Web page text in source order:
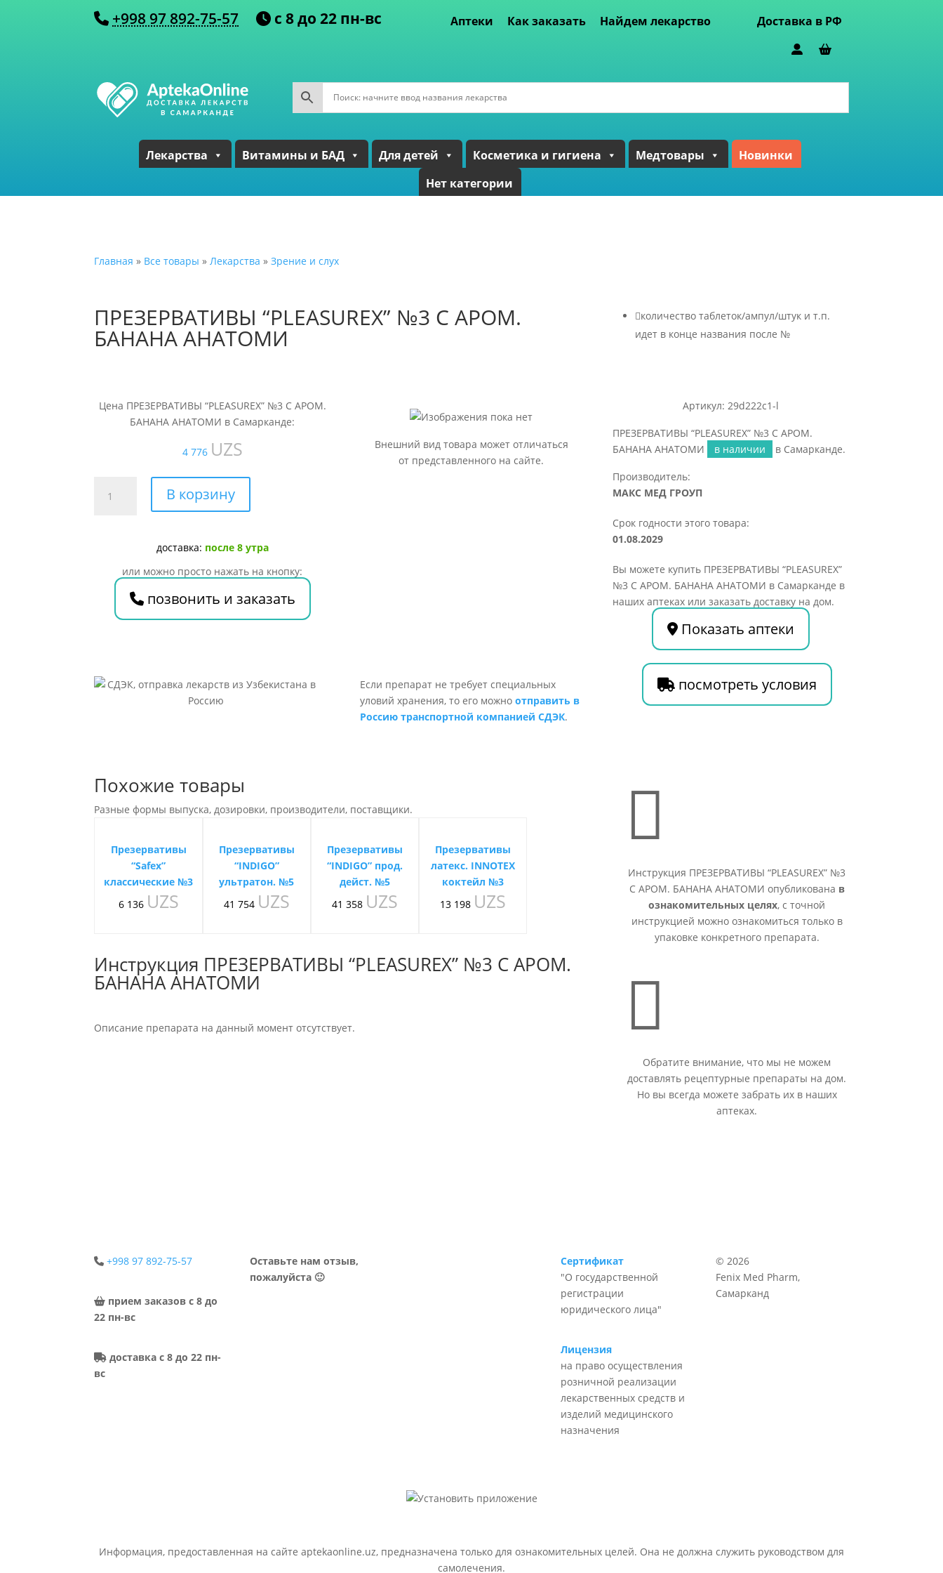
+998 97 892-75-57 с 8 до 22 пн-вс Аптеки Как заказать Найдем лекарство Доставка в РФ
Лекарства Витамины и БАД Для детей Косметика и гигиена Медтовары
Новинки
Нет категории
Главная » Все товары » Лекарства » Зрение и слух
ПРЕЗЕРВАТИВЫ “PLEASUREX” №3 С АРОМ.
БАНАНА АНАТОМИ
количество таблеток/ампул/штук и т.п.
идет в конце названия после №
Цена ПРЕЗЕРВАТИВЫ “PLEASUREX” №3 С АРОМ.
БАНАНА АНАТОМИ в Самарканде:
4 776 UZS
товара
ПРЕЗЕРВАТИВЫ
АРОМ.
БАНАНА
АНАТОМИ
В корзину
доставка: после 8 утра
или можно просто нажать на кнопку:
позвонить и заказать
Внешний вид товара может отличаться
от представленного на сайте.
Артикул: 29d222c1-l
ПРЕЗЕРВАТИВЫ “PLEASUREX” №3 С АРОМ.
БАНАНА АНАТОМИ
в наличии в Самарканде.
Производитель:
МАКС МЕД ГРОУП
Срок годности этого товара:
01.08.2029
Вы можете купить ПРЕЗЕРВАТИВЫ “PLEASUREX”
№3 С АРОМ. БАНАНА АНАТОМИ в Самарканде в
наших аптеках или заказать доставку на дом.
Показать аптеки
Если препарат не требует специальных
уловий хранения, то его можно отправить в
Россию транспортной компанией СДЭК.
посмотреть условия
Похожие товары
Разные формы выпуска, дозировки, производители, поставщики.
Презервативы
“Safex”
классические №3
6 136 UZS
Презервативы
“INDIGO”
ультратон. №5
41 754 UZS
Презервативы
“INDIGO” прод.
дейст. №5
41 358 UZS
Презервативы
латекс. INNOTEX
коктейл №3
13 198 UZS
Инструкция ПРЕЗЕРВАТИВЫ “PLEASUREX” №3 С АРОМ.
БАНАНА АНАТОМИ
Описание препарата на данный момент отсутствует.

Инструкция ПРЕЗЕРВАТИВЫ “PLEASUREX” №3
С АРОМ. БАНАНА АНАТОМИ опубликована в
ознакомительных целях, с точной
инструкцией можно ознакомиться только в
упаковке конкретного препарата.

Обратите внимание, что мы не можем
доставлять рецептурные препараты на дом.
Но вы всегда можете забрать их в наших
аптеках.
+998 97 892-75-57
прием заказов с 8 до
22 пн-вс
доставка с 8 до 22 пн-
вс
Оставьте нам отзыв,
пожалуйста 🙂
Сертификат
"О государственной
регистрации
юридического лица"
Лицензия
на право осуществления
розничной реализации
лекарственных средств и
изделий медицинского
назначения
© 2026
Fenix Med Pharm,
Самарканд
Информация, предоставленная на сайте aptekaonline.uz, предназначена только для ознакомительных целей. Она не должна служить руководством для
самолечения.